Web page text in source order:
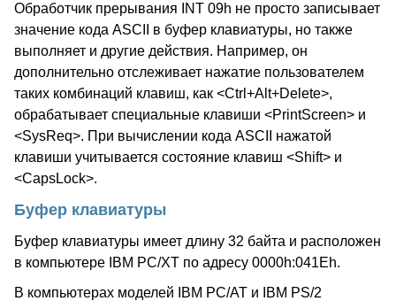
Обработчик прерывания INT 09h не просто записывает
значение кода ASCII в буфер клавиатуры, но также
выполняет и другие действия. Например, он
дополнительно отслеживает нажатие пользователем
таких комбинаций клавиш, как <Ctrl+Alt+Delete>,
обрабатывает специальные клавиши <PrintScreen> и
<SysReq>. При вычислении кода ASCII нажатой
клавиши учитывается состояние клавиш <Shift> и
<CapsLock>.
Буфер клавиатуры
Буфер клавиатуры имеет длину 32 байта и расположен
в компьютере IBM PC/XT по адресу 0000h:041Eh.
В компьютерах моделей IBM PC/AT и IBM PS/2